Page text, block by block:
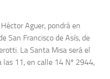
Aguer, pondrá en
San Francisco de Asís, de
La Santa Misa será el
las 11, en calle 14 Nº 2944,